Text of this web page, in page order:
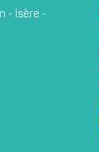
- Isère -